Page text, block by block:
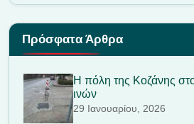
Πρόσφατα Άρθρα
Η πόλη της Κοζάνης
ινών
29 Ιανουαρίου, 2026